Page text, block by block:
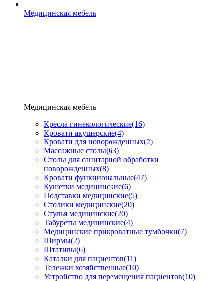
Медицинская мебель
Медицинская мебель
Кресла гинекологические(16)
Кровати акушерские(4)
Кровати для новорожденных(2)
Массажные столы(63)
Столы для санитарной обработки
новорожденных(8)
Кровати функциональные(47)
Кушетки медицинские(6)
Подставки медицинские(5)
Столики медицинские(20)
Стулья медицинские(20)
Табуреты медицинские(4)
Медицинские прикроватные тумбочки(7)
Ширмы(2)
Штативы(6)
Каталки для пациентов(11)
Тележки хозяйственные(10)
Устройство для перемещения пациентов(10)